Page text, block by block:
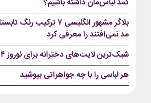
کمد لباس‌مان داشته باشیم؟
بلاگر مشهور انگلیسی ۷
مد نمی‌افتند را معرفی کرد
شیک‌ترین لایت‌های دخترانه برای نوروز ۱۴۰۴
هر لباسی را با چه جواهراتی بپوشید